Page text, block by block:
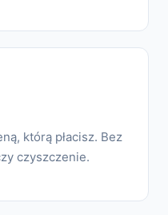
którą płacisz. Bez
czyszczenie.